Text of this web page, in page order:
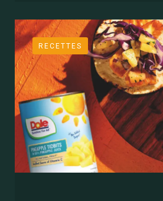
RECETTES